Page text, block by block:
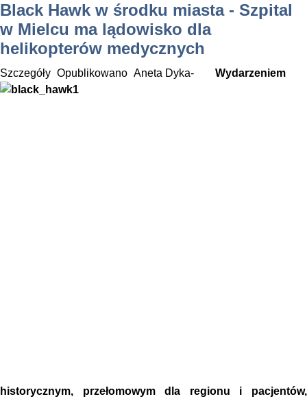
Black Hawk w środku miasta - Szpital
w Mielcu ma lądowisko dla
helikopterów medycznych
Szczegóły Opublikowano Aneta Dyka- Wydarzeniem
historycznym, przełomowym dla regionu i pacjentów,